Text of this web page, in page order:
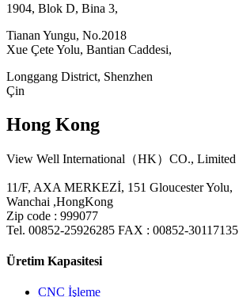
1904, Blok D, Bina 3,
Tianan Yungu, No.2018
Xue Çete Yolu, Bantian Caddesi,
Longgang District, Shenzhen
Çin
Hong Kong
View Well International（HK）CO., Limited
11/F, AXA MERKEZİ, 151 Gloucester Yolu,
Wanchai ,HongKong
Zip code : 999077
Tel. 00852-25926285 FAX : 00852-30117135
Üretim Kapasitesi
CNC İşleme